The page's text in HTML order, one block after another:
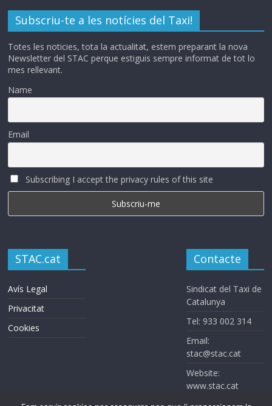
Subscriu-te a les notícies del Taxi!
Totes les noticies, tota la actualitat, estem preparant la nova
Newsletter del STAC perque estiguis sempre informat de tot lo
mes rellevant.
Name
Email
Subscribing I accept the privacy rules of this site
STAC.cat
Avís Legal
Privacitat
Cookies
Contacte
Sindicat del Taxi de
Catalunya
Tel: 933 002 314
Email:
stac@stac.cat
Website:
www.stac.cat